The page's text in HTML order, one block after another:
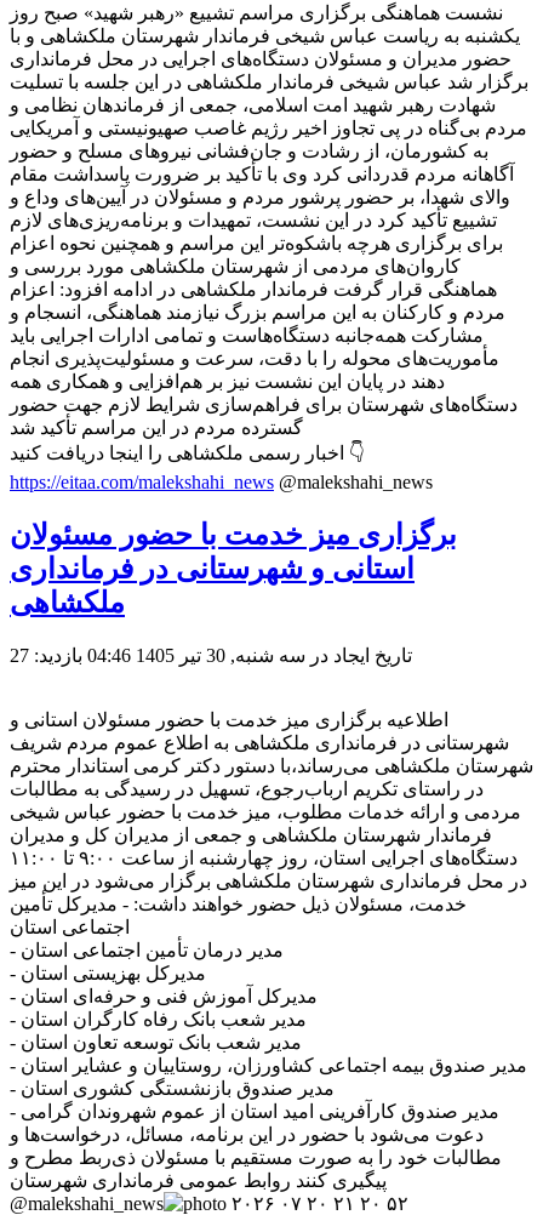
نشست هماهنگی برگزاری مراسم تشییع «رهبر شهید» صبح روز
یکشنبه به ریاست عباس شیخی فرماندار شهرستان ملکشاهی و با
حضور مدیران و مسئولان دستگاه‌های اجرایی در محل فرمانداری
برگزار شد عباس شیخی فرماندار ملکشاهی در این جلسه با تسلیت
شهادت رهبر شهید امت اسلامی، جمعی از فرماندهان نظامی و
مردم بی‌گناه در پی تجاوز اخیر رژیم غاصب صهیونیستی و آمریکایی
به کشورمان، از رشادت و جان‌فشانی نیروهای مسلح و حضور
آگاهانه مردم قدردانی کرد وی با تأکید بر ضرورت پاسداشت مقام
والای شهدا، بر حضور پرشور مردم و مسئولان در آیین‌های وداع و
تشییع تأکید کرد در این نشست، تمهیدات و برنامه‌ریزی‌های لازم
برای برگزاری هرچه باشکوه‌تر این مراسم و همچنین نحوه اعزام
کاروان‌های مردمی از شهرستان ملکشاهی مورد بررسی و
هماهنگی قرار گرفت فرماندار ملکشاهی در ادامه افزود: اعزام
مردم و کارکنان به این مراسم بزرگ نیازمند هماهنگی، انسجام و
مشارکت همه‌جانبه دستگاه‌هاست و تمامی ادارات اجرایی باید
مأموریت‌های محوله را با دقت، سرعت و مسئولیت‌پذیری انجام
دهند در پایان این نشست نیز بر هم‌افزایی و همکاری همه
دستگاه‌های شهرستان برای فراهم‌سازی شرایط لازم جهت حضور
گسترده مردم در این مراسم تأکید شد
اخبار رسمی ملکشاهی را اینجا دریافت کنید 👇
https://eitaa.com/malekshahi_news @malekshahi_news
برگزاری میز خدمت با حضور مسئولان
استانی و شهرستانی در فرمانداری
ملکشاهی
تاریخ ایجاد در سه شنبه, 30 تیر 1405 04:46 بازدید: 27
اطلاعیه برگزاری میز خدمت با حضور مسئولان استانی و
شهرستانی در فرمانداری ملکشاهی به اطلاع عموم مردم شریف
شهرستان ملکشاهی می‌رساند،با دستور دکتر کرمی استاندار محترم
در راستای تکریم ارباب‌رجوع، تسهیل در رسیدگی به مطالبات
مردمی و ارائه خدمات مطلوب، میز خدمت با حضور عباس شیخی
فرماندار شهرستان ملکشاهی و جمعی از مدیران کل و مدیران
دستگاه‌های اجرایی استان، روز چهارشنبه از ساعت ۹:۰۰ تا ۱۱:۰۰
در محل فرمانداری شهرستان ملکشاهی برگزار می‌شود در این میز
خدمت، مسئولان ذیل حضور خواهند داشت: - مدیرکل تأمین
اجتماعی استان
- مدیر درمان تأمین اجتماعی استان
- مدیرکل بهزیستی استان
- مدیرکل آموزش فنی و حرفه‌ای استان
- مدیر شعب بانک رفاه کارگران استان
- مدیر شعب بانک توسعه تعاون استان
- مدیر صندوق بیمه اجتماعی کشاورزان، روستاییان و عشایر استان
- مدیر صندوق بازنشستگی کشوری استان
- مدیر صندوق کارآفرینی امید استان از عموم شهروندان گرامی
دعوت می‌شود با حضور در این برنامه، مسائل، درخواست‌ها و
مطالبات خود را به صورت مستقیم با مسئولان ذی‌ربط مطرح و
پیگیری کنند روابط عمومی فرمانداری شهرستان
@malekshahi_news